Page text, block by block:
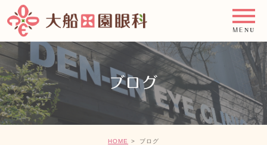
ブログ
HOME ブログ